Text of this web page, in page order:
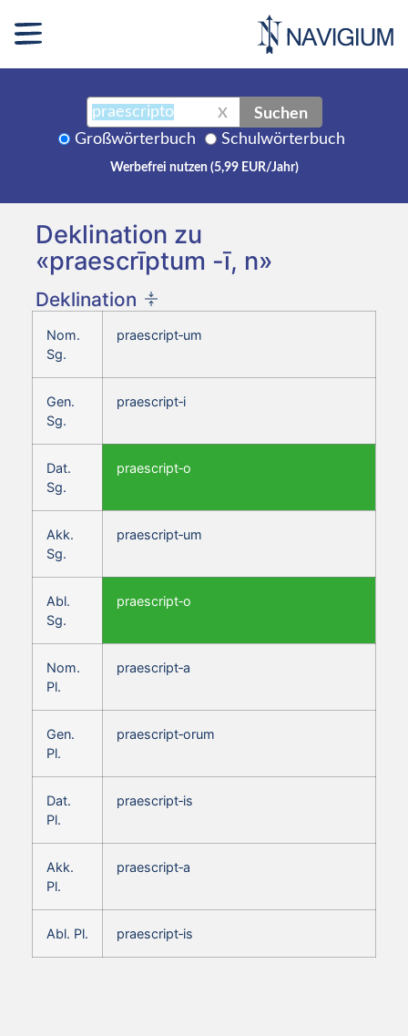
X Suchen
Großwörterbuch Schulwörterbuch
Werbefrei nutzen (5,99 EUR/Jahr)
Deklination zu
«praescrīptum -ī, n»
Deklination
Nom.
Sg.
praescript‑um
Gen.
Sg.
praescript‑i
Dat.
Sg.
praescript‑o
Akk.
Sg.
praescript‑um
Abl.
Sg.
praescript‑o
Nom.
Pl.
praescript‑a
Gen.
Pl.
praescript‑orum
Dat.
Pl.
praescript‑is
Akk.
Pl.
praescript‑a
Abl. Pl. praescript‑is